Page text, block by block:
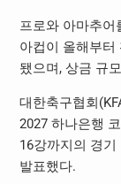
프로와 아마추어
아컵이 올해부터
됐으며, 상금 규
대한축구협회
2027 하나은행
16강까지의 경
발표했다.